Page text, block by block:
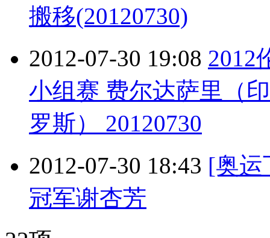
搬移(20120730)
2012-07-30 19:08 2012
小组赛 费尔达萨里（
罗斯） 20120730
2012-07-30 18:43 [奥运
冠军谢杏芳